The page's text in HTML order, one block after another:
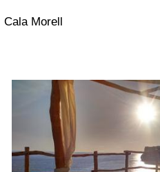
Cala Morell